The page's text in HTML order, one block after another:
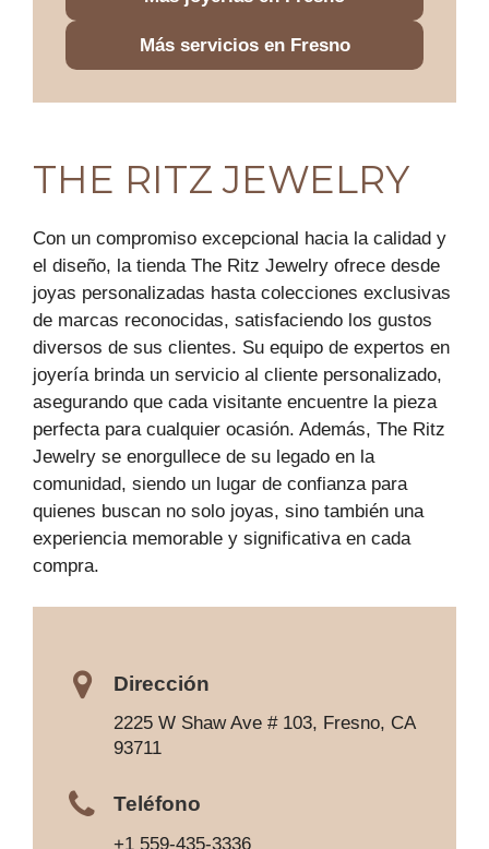
Más servicios en Fresno
THE RITZ JEWELRY
Con un compromiso excepcional hacia la calidad y
el diseño, la tienda The Ritz Jewelry ofrece desde
joyas personalizadas hasta colecciones exclusivas
de marcas reconocidas, satisfaciendo los gustos
diversos de sus clientes. Su equipo de expertos en
joyería brinda un servicio al cliente personalizado,
asegurando que cada visitante encuentre la pieza
perfecta para cualquier ocasión. Además, The Ritz
Jewelry se enorgullece de su legado en la
comunidad, siendo un lugar de confianza para
quienes buscan no solo joyas, sino también una
experiencia memorable y significativa en cada
compra.
Dirección
2225 W Shaw Ave # 103, Fresno, CA
93711
Teléfono
+1 559-435-3336